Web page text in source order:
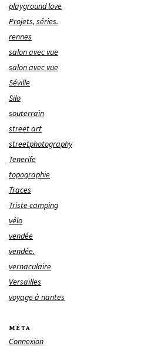
playground love
Projets, séries.
rennes
salon avec vue
salon avec vue
Séville
Silo
souterrain
street art
streetphotography
Tenerife
topographie
Traces
Triste camping
vélo
vendée
vendée.
vernaculaire
Versailles
voyage à nantes
MÉTA
Connexion